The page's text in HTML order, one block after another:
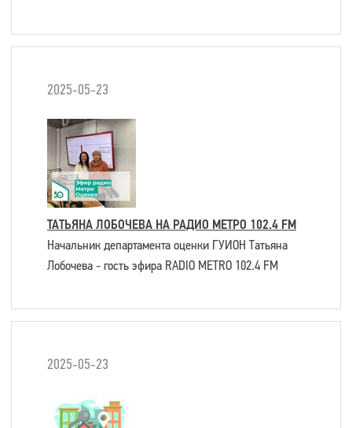
2025-05-23
ТАТЬЯНА ЛОБОЧЕВА НА РАДИО МЕТРО 102.4 FM
Начальник департамента оценки ГУИОН Татьяна
Лобочева - гость эфира RADIO METRO 102.4 FM
2025-05-23